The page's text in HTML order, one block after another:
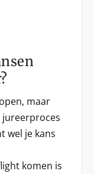
maar
jureerproces
wel je kans
komen is